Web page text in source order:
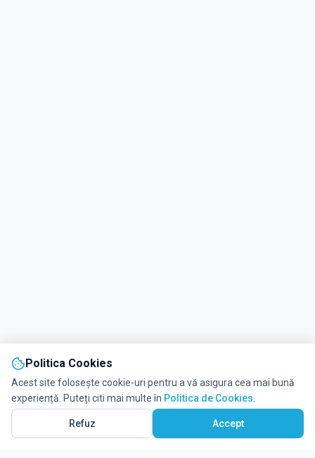
Politica Cookies
Acest site folosește cookie-uri pentru a vă asigura cea mai bună
experiență. Puteți citi mai multe în Politica de Cookies
Refuz Accept